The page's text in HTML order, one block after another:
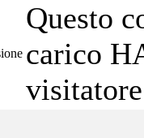
Questo
carico